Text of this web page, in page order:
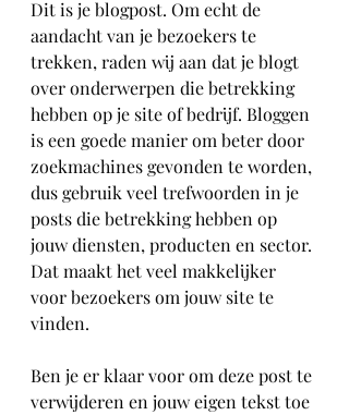
Dit is je blogpost. Om echt de
aandacht van je bezoekers te
trekken, raden wij aan dat je blogt
over onderwerpen die betrekking
hebben op je site of bedrijf. Bloggen
is een goede manier om beter door
zoekmachines gevonden te worden,
dus gebruik veel trefwoorden in je
posts die betrekking hebben op
jouw diensten, producten en sector.
Dat maakt het veel makkelijker
voor bezoekers om jouw site te
vinden.
Ben je er klaar voor om deze post te
verwijderen en jouw eigen tekst toe